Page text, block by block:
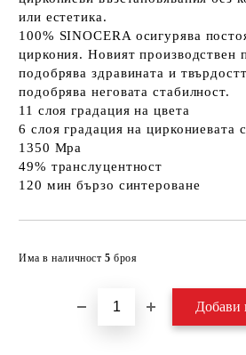
или естетика.
100% SINOCERA осигурява
циркония. Новият производствен
подобрява здравината и
подобрява неговата стабилност.
11 слоя градация на цвета
6 слоя градация на циркониевата
1350 Mpa
49% транслуцентност
120 мин бързо синтероване
Има в наличност 5 броя